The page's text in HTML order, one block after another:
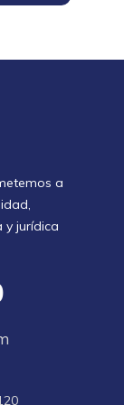
a
y jurídica